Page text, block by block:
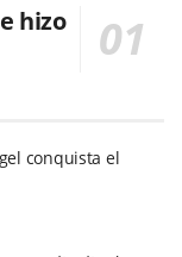
hizo
conquista el